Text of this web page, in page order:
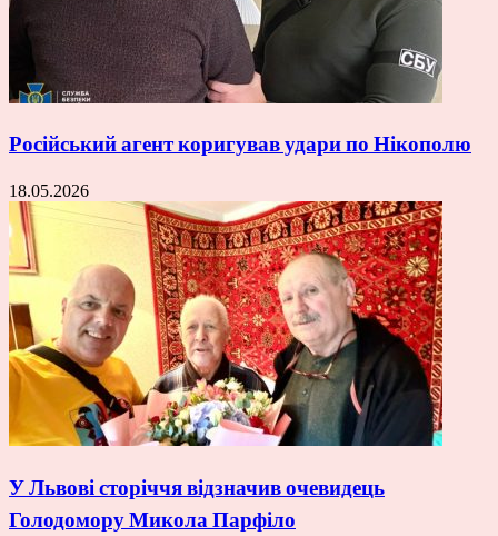
Російський агент коригував удари по Нікополю
18.05.2026
У Львові сторіччя відзначив очевидець
Голодомору Микола Парфіло